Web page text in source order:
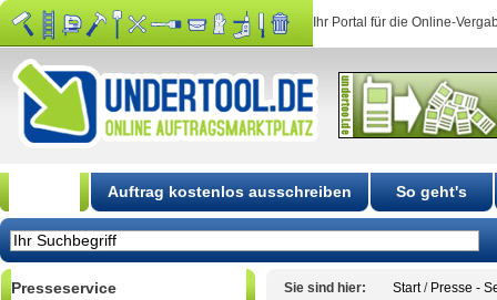
Ihr Portal für die Online-
Auftrag kostenlos ausschreiben So geht's
Presseservice Sie sind hier: Start/ Presse -